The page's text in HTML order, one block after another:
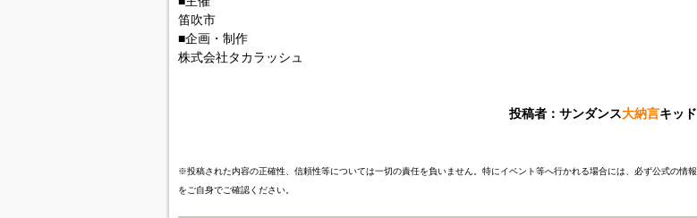
笛吹市
■企画・制作
株式会社タカラッシュ
投稿者：サンダンス大納言キッド
※投稿された内容の正確性、信頼性等については一切の責任を負いません。特にイベント等へ行かれる場合には、必ず公式の情報
をご自身でご確認ください。